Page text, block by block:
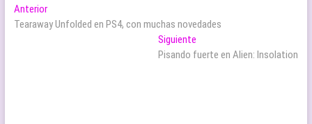
Navegación
de
AnteriorEntrada
anterior:
Tearaway Unfolded en PS4, con muchas novedades
Siguiente
siguiente:
Pisando fuerte en Alien: Insolation